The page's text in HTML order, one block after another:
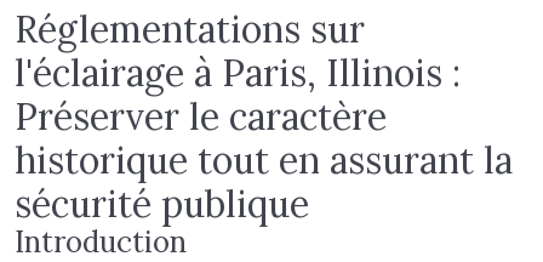
Réglementations sur
l'éclairage à Paris, Illinois :
Préserver le caractère
historique tout en assurant la
sécurité publique
Introduction